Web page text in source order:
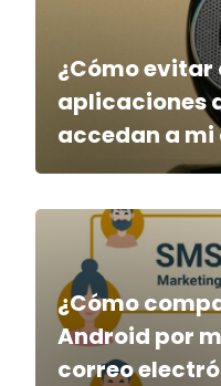
¿Cómo evitar
aplicaciones
accedan a
¿Cómo
Android por
correo